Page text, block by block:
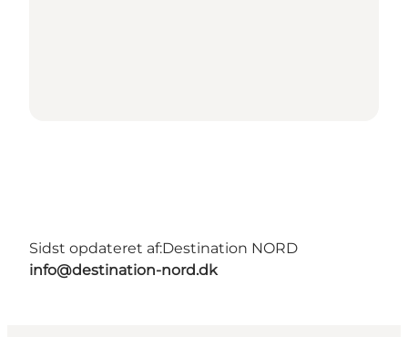
Sidst opdateret af:Destination NORD
info@destination-nord.dk